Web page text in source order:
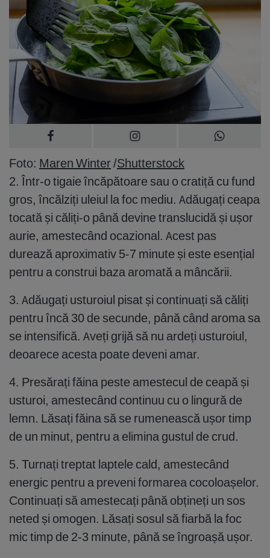
Foto: Maren Winter/Shutterstock
2. Într-o tigaie încăpătoare sau o cratiță cu fund
gros, încălziți uleiul la foc mediu. Adăugați ceapa
tocată și căliți-o până devine translucidă și ușor
aurie, amestecând ocazional. Acest pas
durează aproximativ 5-7 minute și este esențial
pentru a construi baza aromată a mâncării.
3. Adăugați usturoiul pisat și continuați să căliți
pentru încă 30 de secunde, până când aroma sa
se intensifică. Aveți grijă să nu ardeți usturoiul,
deoarece acesta poate deveni amar.
4. Presărați făina peste amestecul de ceapă și
usturoi, amestecând continuu cu o lingură de
lemn. Lăsați făina să se rumenească ușor timp
de un minut, pentru a elimina gustul de crud.
5. Turnați treptat laptele cald, amestecând
energic pentru a preveni formarea cocoloașelor.
Continuați să amestecați până obțineți un sos
neted și omogen. Lăsați sosul să fiarbă la foc
mic timp de 2-3 minute, până se îngroașă ușor.